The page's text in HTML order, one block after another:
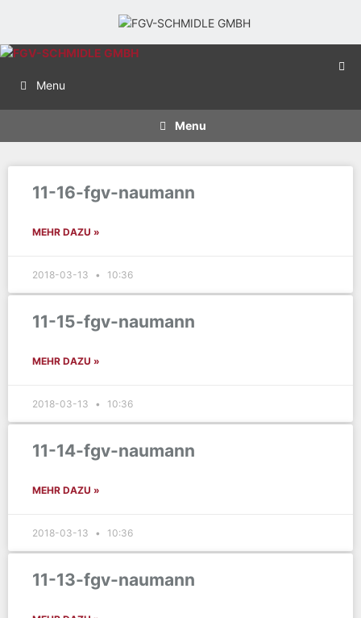
Menu
Menu
11-16-fgv-naumann
MEHR DAZU »
2018-03-13 10:36
11-15-fgv-naumann
MEHR DAZU »
2018-03-13 10:36
11-14-fgv-naumann
MEHR DAZU »
2018-03-13 10:36
11-13-fgv-naumann